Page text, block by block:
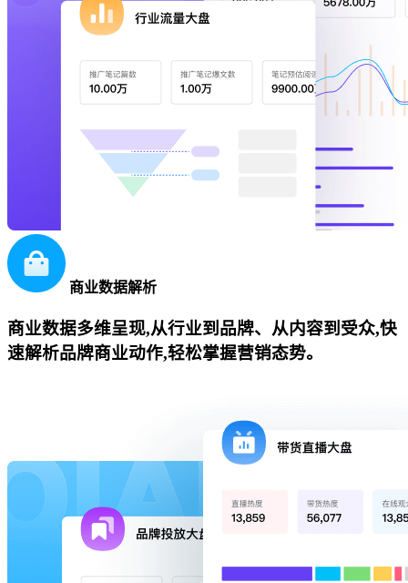
商业数据解析
商业数据多维呈现,从行业到品牌、从内容到受众,快
速解析品牌商业动作,轻松掌握营销态势。